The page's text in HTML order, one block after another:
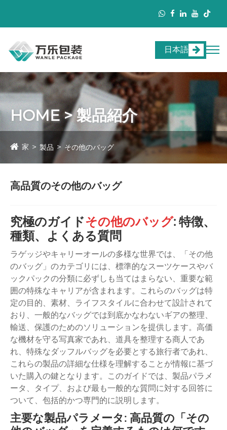
日本語
HOME > 製品紹介
家 製品 その他のバッグ
高品質のその他のバッグ
究極のガイドその他のバッグ: 特徴、
種類、よくある質問
ラゲッジやキャリーオールの多様な世界では、「その他
のバッグ」のカテゴリには、標準的なスーツケースやバ
ックパックの分類に必ずしも当てはまらない、重要な範
囲の特殊なキャリアが含まれます。これらのバッグは特
定の目的、素材、ライフスタイルに合わせて設計されて
おり、一般的なバッグでは到底かなわないギアの整理、
輸送、保護のためのソリューションを提供します。高価
な機材を守る写真家であれ、道具を整理する商人であ
れ、特殊なダッフルバッグを必要とする旅行者であれ、
これらの製品の詳細な仕様を理解することが情報に基づ
いた購入の鍵となります。このガイドでは、製品パラメ
ータ、タイプ、および最も一般的な質問に対する回答に
ついて、包括的かつ専門的に説明します。
主要な製品パラメータ: 高品質の「その